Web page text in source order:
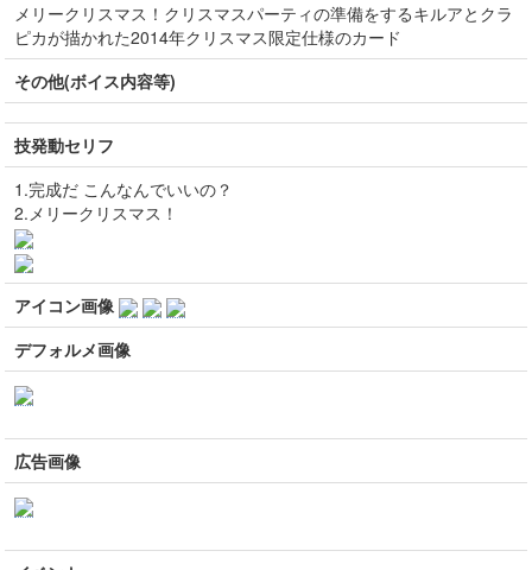
メリークリスマス！クリスマスパーティの準備をするキルアとクラ
ピカが描かれた2014年クリスマス限定仕様のカード
その他(ボイス内容等)
技発動セリフ
1.完成だ こんなんでいいの？
2.メリークリスマス！
アイコン画像
デフォルメ画像
広告画像